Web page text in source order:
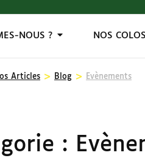
NOUS ? NOS COLOS
Articles > Blog > Evènements
: